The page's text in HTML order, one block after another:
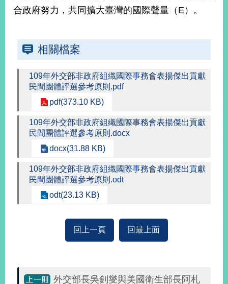
區
際
播
訊
為
站
合政府努力，共同擴大臺灣的國際聲量（E）。
相關檔案
109年外交部非政府組織國際事務會表揚傑出貢獻
民間團體評選參考原則.pdf
pdf(373.10 KB)
109年外交部非政府組織國際事務會表揚傑出貢獻
民間團體評選參考原則.docx
docx(31.88 KB)
109年外交部非政府組織國際事務會表揚傑出貢獻
民間團體評選參考原則.odt
odt(23.13 KB)
回上一頁 回最上面
外交部長吳釗燮與美國衛生部長阿札